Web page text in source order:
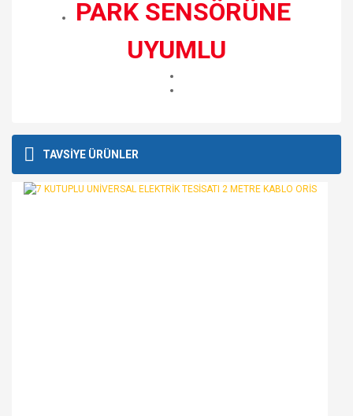
PARK SENSÖRÜNE
UYUMLU
Bu ürüne ilk yorumu siz yapın!
kullanarak tarafımıza iletebilirsiniz.
Görüş ve önerileriniz için teşekkür ederiz.
TAVSİYE ÜRÜNLER